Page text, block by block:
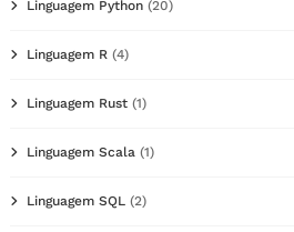
Linguagem Python (20)
Linguagem R (4)
Linguagem Rust (1)
Linguagem Scala (1)
Linguagem SQL (2)